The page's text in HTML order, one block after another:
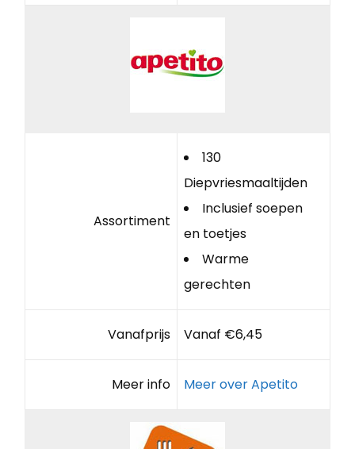
Assortiment
130
Diepvriesmaaltijden
Inclusief soepen
en toetjes
Warme
gerechten
Vanafprijs Vanaf €6,45
Meer info Meer over Apetito